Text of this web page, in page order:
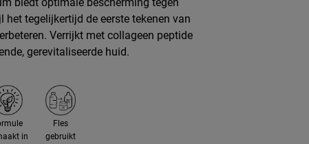
het tegelijkertijd de eerste tekenen van
Verrijkt met collageen peptide
gerevitaliseerde huid.​
in
Fles
gebruikt